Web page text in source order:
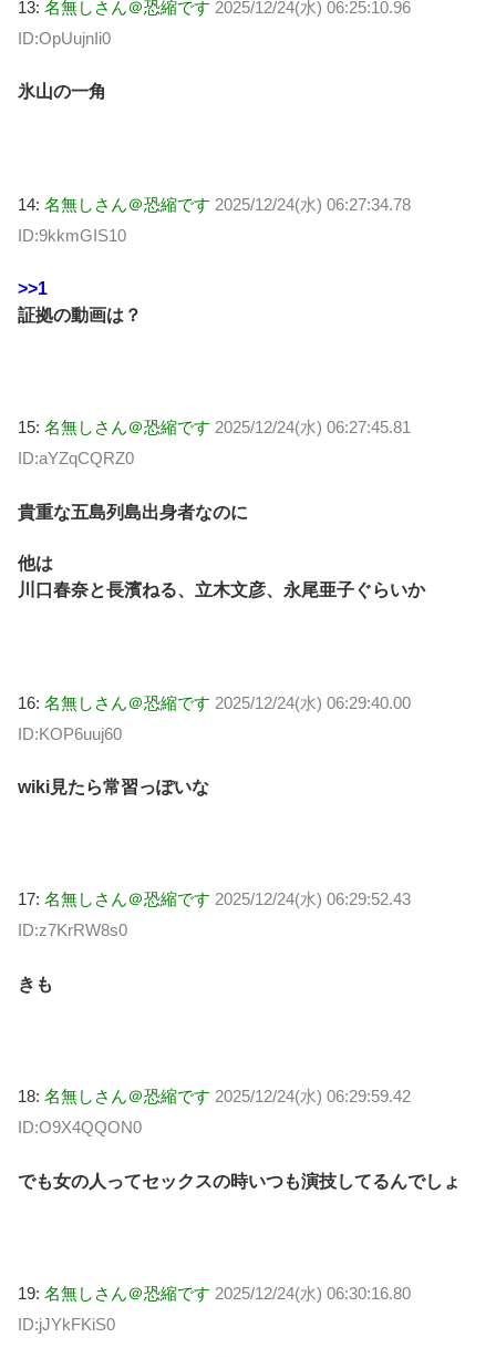
13: 名無しさん＠恐縮です 2025/12/24(水) 06:25:10.96
ID:OpUujnIi0
氷山の一角
14: 名無しさん＠恐縮です 2025/12/24(水) 06:27:34.78
ID:9kkmGIS10
>>1
証拠の動画は？
15: 名無しさん＠恐縮です 2025/12/24(水) 06:27:45.81
ID:aYZqCQRZ0
貴重な五島列島出身者なのに
他は
川口春奈と長濱ねる、立木文彦、永尾亜子ぐらいか
16: 名無しさん＠恐縮です 2025/12/24(水) 06:29:40.00
ID:KOP6uuj60
wiki見たら常習っぽいな
17: 名無しさん＠恐縮です 2025/12/24(水) 06:29:52.43
ID:z7KrRW8s0
きも
18: 名無しさん＠恐縮です 2025/12/24(水) 06:29:59.42
ID:O9X4QQON0
でも女の人ってセックスの時いつも演技してるんでしょ
19: 名無しさん＠恐縮です 2025/12/24(水) 06:30:16.80
ID:jJYkFKiS0